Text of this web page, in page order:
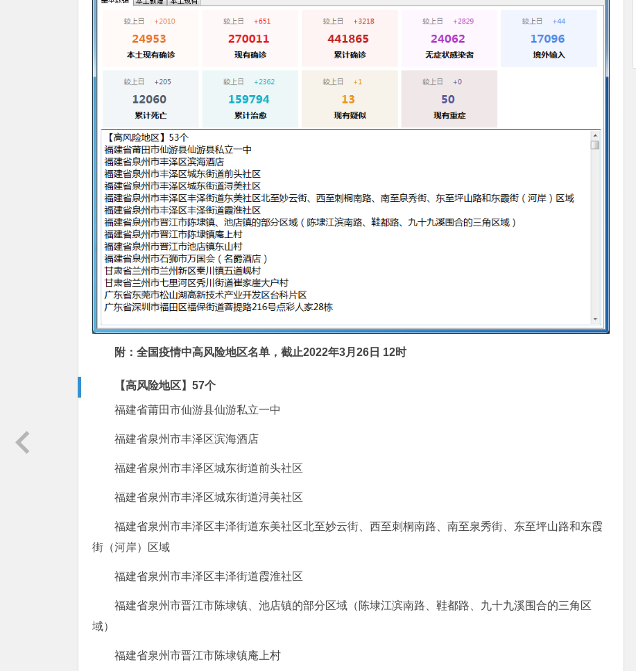
附：全国疫情中高风险地区名单，截止2022年3月26日 12时
【高风险地区】57个
福建省莆田市仙游县仙游私立一中
福建省泉州市丰泽区滨海酒店
福建省泉州市丰泽区城东街道前头社区
福建省泉州市丰泽区城东街道浔美社区
福建省泉州市丰泽区丰泽街道东美社区北至妙云街、西至刺桐南路、南至泉秀街、东至坪山路和东霞
街（河岸）区域
福建省泉州市丰泽区丰泽街道霞淮社区
福建省泉州市晋江市陈埭镇、池店镇的部分区域（陈埭江滨南路、鞋都路、九十九溪围合的三角区
域）
福建省泉州市晋江市陈埭镇庵上村